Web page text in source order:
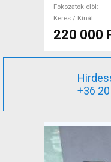
Fokozatok elöl
Keres / Kínál
220 000
+36